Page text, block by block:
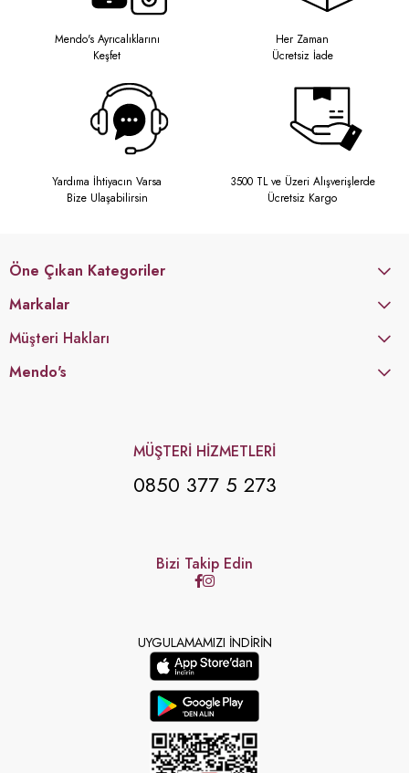
Mendo's Ayrıcalıklarını
Keşfet
Her Zaman
Ücretsiz İade
Yardıma İhtiyacın Varsa
Bize Ulaşabilirsin
3500 TL ve Üzeri Alışverişlerde
Ücretsiz Kargo
Öne Çıkan Kategoriler
Markalar
Müşteri Hakları
Mendo's
MÜŞTERİ HİZMETLERİ
0850 377 5 273
Bizi Takip Edin
UYGULAMAMIZI İNDİRİN